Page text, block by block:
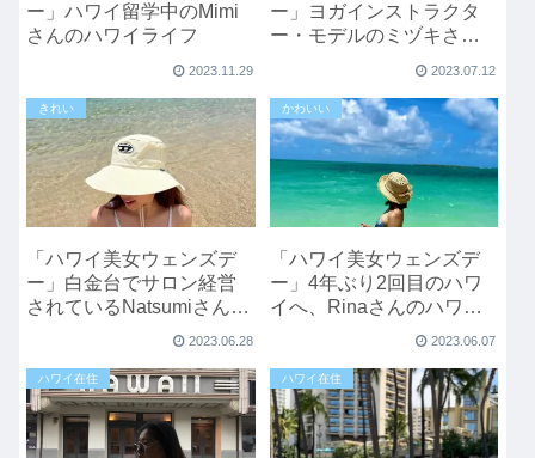
ー」ハワイ留学中のMimi
さんのハワイライフ
2023.11.29
ー」ヨガインストラクタ
ー・モデルのミヅキさん
2023.07.12
きれい
「ハワイ美女ウェンズデ
ー」白金台でサロン経営
されているNatsumiさんの
2023.06.28
かわいい
「ハワイ美女ウェンズデ
ー」4年ぶり2回目のハワ
イへ、Rinaさんのハワイ
2023.06.07
ハワイ在住 ハワイ在住